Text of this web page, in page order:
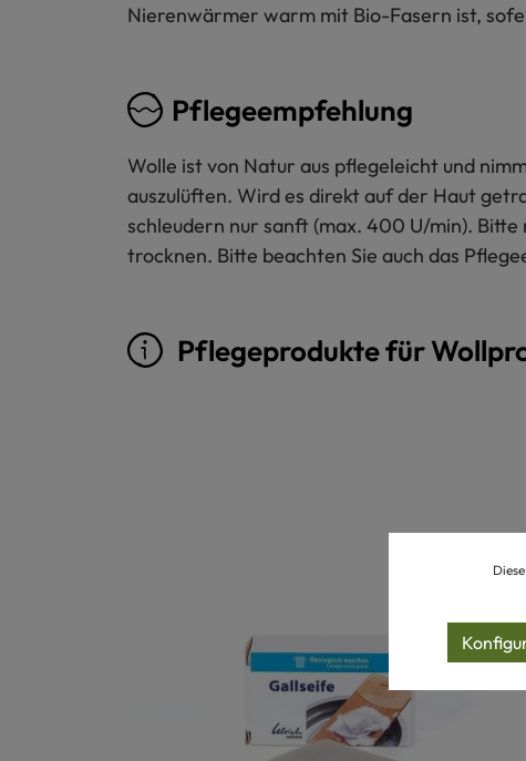
Nierenwärmer warm mit Bio-Fasern ist,
Pflegeempfehlung
Wolle ist von Natur aus pflegeleicht und
auszulüften. Wird es direkt auf der Haut
schleudern nur sanft (max. 400 U/min).
trocknen. Bitte beachten Sie auch das
Pflegeprodukte für